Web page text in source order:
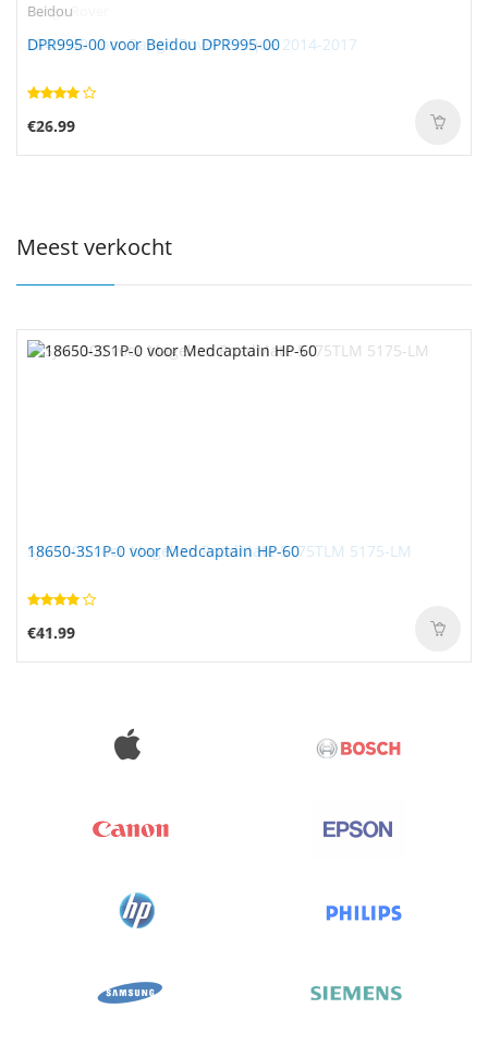
Beidou
DPR995-00 voor Beidou DPR995-00
€26.99
Meest verkocht
18650-3S1P-0 voor Medcaptain HP-60
€41.99